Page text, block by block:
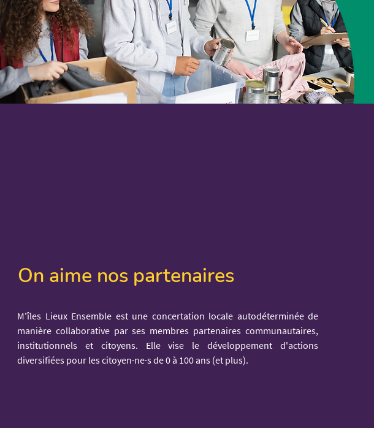
On aime nos partenaires
M'îles Lieux Ensemble est une concertation locale autodéterminée de
manière collaborative par ses membres partenaires communautaires,
institutionnels et citoyens. Elle vise le développement d'actions
diversifiées pour les citoyen·ne·s de 0 à 100 ans (et plus).